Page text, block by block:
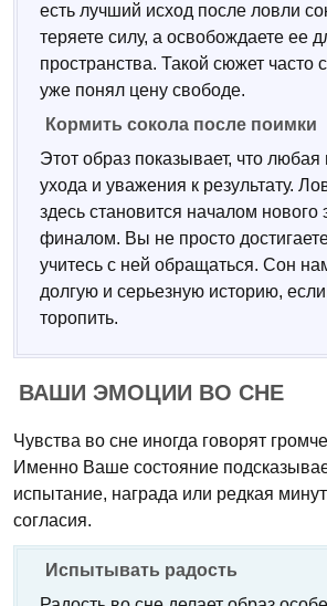
есть лучший исход после ловли
теряете силу, а освобождаете ее
пространства. Такой сюжет часто
уже понял цену свободе.
Кормить сокола после поимки
Этот образ показывает, что любая
ухода и уважения к результату.
здесь становится началом нового
финалом. Вы не просто
учитесь с ней обращаться. Сон
долгую и серьезную историю,
торопить.
ВАШИ ЭМОЦИИ ВО СНЕ
Чувства во сне иногда говорят
Именно Ваше состояние
испытание, награда или редкая
согласия.
Испытывать радость